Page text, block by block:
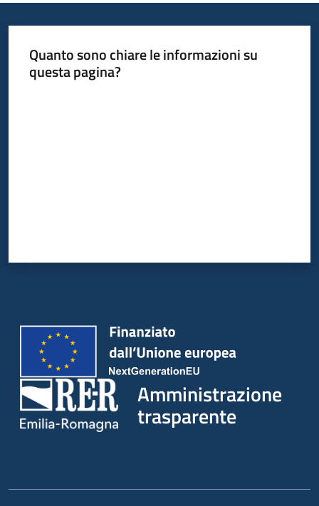
Quanto sono chiare le informazioni su
questa pagina?
Amministrazione
trasparente